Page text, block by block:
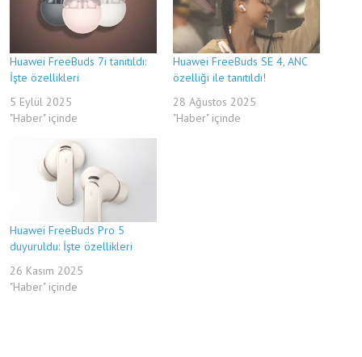
Huawei FreeBuds 7i tanıtıldı:
İşte özellikleri
5 Eylül 2025
"Haber" içinde
Huawei FreeBuds SE 4, ANC
özelliği ile tanıtıldı!
28 Ağustos 2025
"Haber" içinde
Huawei FreeBuds Pro 5
duyuruldu: İşte özellikleri
26 Kasım 2025
"Haber" içinde